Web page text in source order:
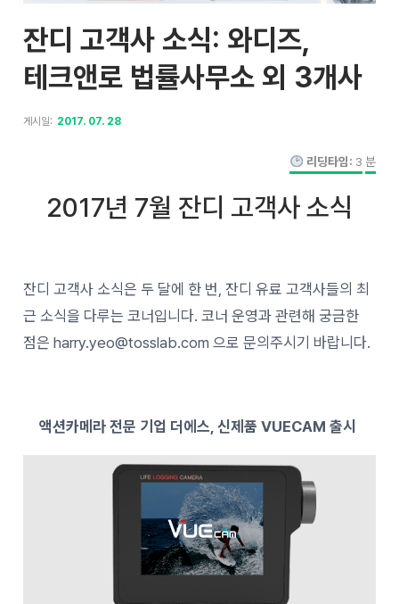
잔디 고객사 소식: 와디즈,
테크앤로 법률사무소 외 3개사
게시일: 2017. 07. 28
리딩타임: 3 분
2017년 7월 잔디 고객사 소식
잔디 고객사 소식은 두 달에 한 번, 잔디 유료 고객사들의 최
근 소식을 다루는 코너입니다. 코너 운영과 관련해 궁금한
점은 harry.yeo@tosslab.com 으로 문의주시기 바랍니다.
액션카메라 전문 기업 더에스, 신제품 VUECAM 출시